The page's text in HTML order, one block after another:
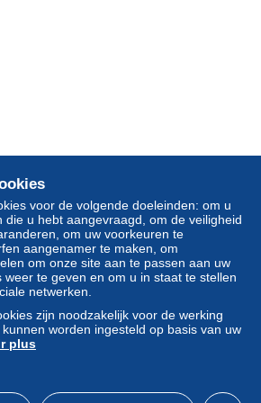
(normaal/klein formaat)
€ 0,90
Inschrij
gedaan metcredit/debitcardof
uw saldo. Er worden geen
verkoper.
Rd. Unit #2022
aan mijn favorieten
voor de volgende doeleinden: om u
die u hebt aangevraagd, om de veiligheid
om uw voorkeuren te
aangenamer te maken, om
om onze site aan te passen aan uw
weer te geven en om u in staat te stellen
netwerken.
zijn noodzakelijk voor de werking
worden ingesteld op basis van uw
plus